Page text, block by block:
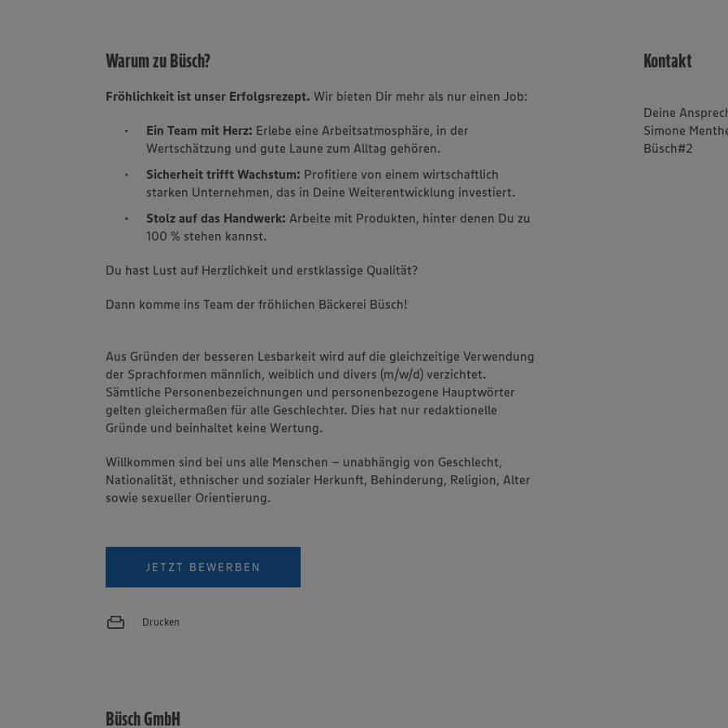
Warum zu Büsch?
Fröhlichkeit ist unser Erfolgsrezept. Wir bieten Dir mehr als nur einen Job:
Ein Team mit Herz: Erlebe eine Arbeitsatmosphäre, in der
Wertschätzung und gute Laune zum Alltag gehören.
Sicherheit trifft Wachstum: Profitiere von einem wirtschaftlich
starken Unternehmen, das in Deine Weiterentwicklung investiert.
Stolz auf das Handwerk: Arbeite mit Produkten, hinter denen Du zu
100 % stehen kannst.
Du hast Lust auf Herzlichkeit und erstklassige Qualität?
Dann komme ins Team der fröhlichen Bäckerei Büsch!
Aus Gründen der besseren Lesbarkeit wird auf die gleichzeitige Verwendung
der Sprachformen männlich, weiblich und divers (m/w/d) verzichtet.
Sämtliche Personenbezeichnungen und personenbezogene Hauptwörter
gelten gleichermaßen für alle Geschlechter. Dies hat nur redaktionelle
Gründe und beinhaltet keine Wertung.
Willkommen sind bei uns alle Menschen – unabhängig von Geschlecht,
Nationalität, ethnischer und sozialer Herkunft, Behinderung, Religion, Alter
sowie sexueller Orientierung.
JETZT BEWERBEN
Drucken
Kontakt
Deine
Simone
Büsch#2
Büsch GmbH